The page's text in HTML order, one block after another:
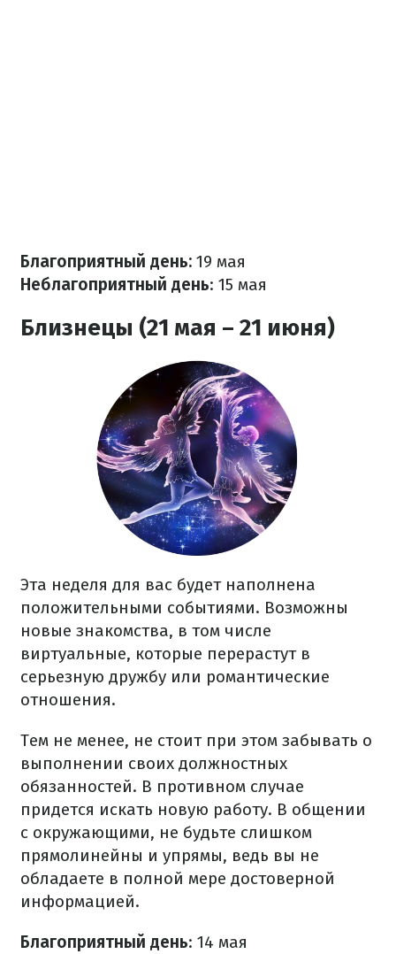
Благоприятный день: 19 мая
Неблагоприятный день: 15 мая
Близнецы (21 мая – 21 июня)
Эта неделя для вас будет наполнена
положительными событиями. Возможны
новые знакомства, в том числе
виртуальные, которые перерастут в
серьезную дружбу или романтические
отношения.
Тем не менее, не стоит при этом забывать о
выполнении своих должностных
обязанностей. В противном случае
придется искать новую работу. В общении
с окружающими, не будьте слишком
прямолинейны и упрямы, ведь вы не
обладаете в полной мере достоверной
информацией.
Благоприятный день: 14 мая